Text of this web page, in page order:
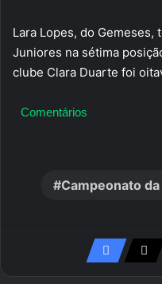
Lara Lopes, do Gemeses,
Juniores na sétima
clube Clara Duarte foi
Comentários
Campeonato